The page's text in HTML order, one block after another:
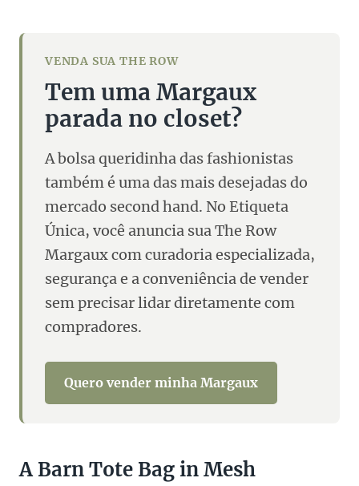
VENDA SUA THE ROW
Tem uma Margaux
parada no closet?
A bolsa queridinha das fashionistas
também é uma das mais desejadas do
mercado second hand. No Etiqueta
Única, você anuncia sua The Row
Margaux com curadoria especializada,
segurança e a conveniência de vender
sem precisar lidar diretamente com
compradores.
Quero vender minha Margaux
A Barn Tote Bag in Mesh